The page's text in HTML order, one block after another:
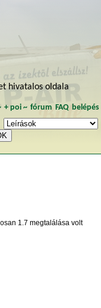
hivatalos oldala
+ poi~ fórum FAQ belépés
1.7 megtalálása volt